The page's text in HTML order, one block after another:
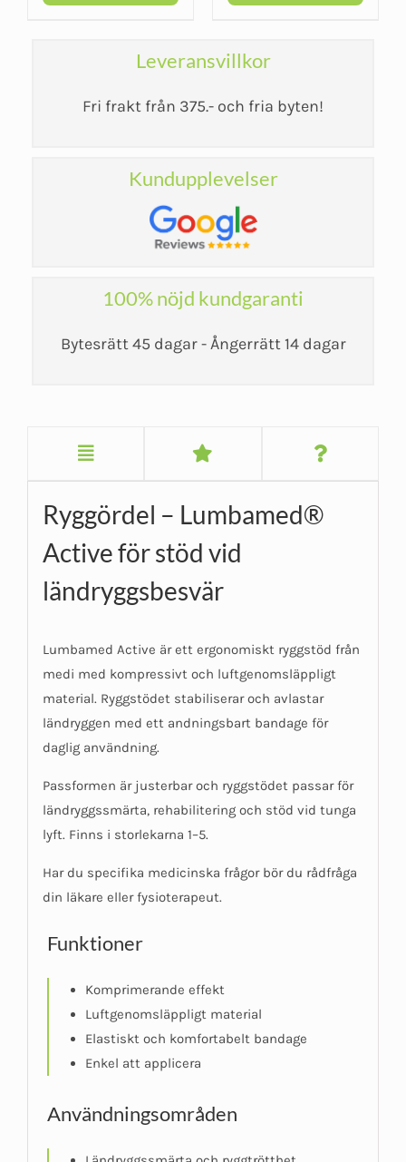
Leveransvillkor
Fri frakt från 375.- och fria byten!
Kundupplevelser
100% nöjd kundgaranti
Bytesrätt 45 dagar - Ångerrätt 14 dagar
Ryggördel – Lumbamed®
Active för stöd vid
ländryggsbesvär
Lumbamed Active är ett ergonomiskt ryggstöd från
medi med kompressivt och luftgenomsläppligt
material. Ryggstödet stabiliserar och avlastar
ländryggen med ett andningsbart bandage för
daglig användning.
Passformen är justerbar och ryggstödet passar för
ländryggssmärta, rehabilitering och stöd vid tunga
lyft. Finns i storlekarna 1–5.
Har du specifika medicinska frågor bör du rådfråga
din läkare eller fysioterapeut.
Funktioner
Komprimerande effekt
Luftgenomsläppligt material
Elastiskt och komfortabelt bandage
Enkel att applicera
Användningsområden